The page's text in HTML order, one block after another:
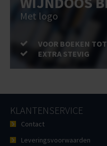
Met logo
VOOR BOEKEN
EXTRA STEVIG
KLANTENSERVICE
Contact
Leveringsvoorwaarden